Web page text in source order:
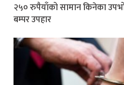
२५० रुपैयाँको सामान किनेका
बम्पर उपहार